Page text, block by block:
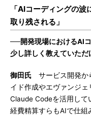
「AIコーディングの
取り残される」
──開発現場におけるAI
少し詳しく教えていただ
御田氏 サービス開発か
イド作成やエヴァンジ
Claude Codeを活用して
経費精算すらもAIで仕組